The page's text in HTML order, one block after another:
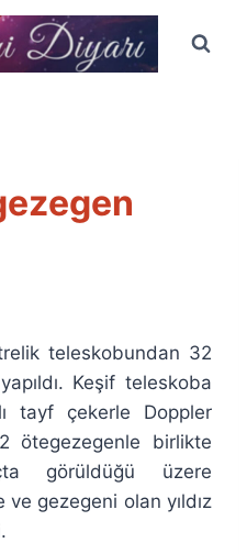
teleskobundan 32
Keşif teleskoba
tayf çekerle Doppler
ötegezegenle birlikte
görüldüğü üzere
ve gezegeni olan yıldız